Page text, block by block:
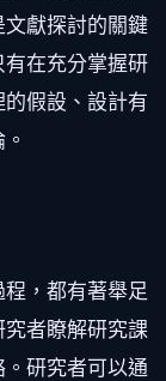
獻探討的關鍵
在充分掌握研
假設、設計有
，都有著舉足
者瞭解研究課
研究者可以通